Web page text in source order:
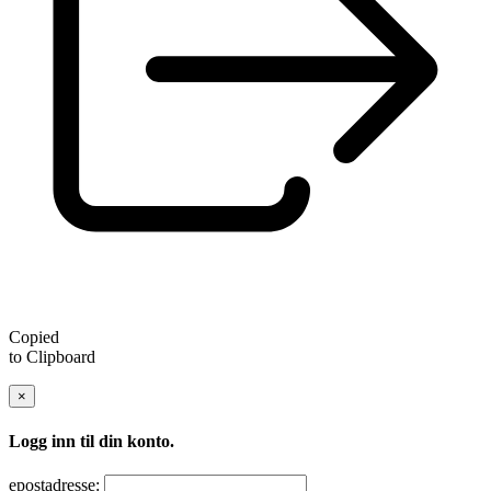
Copied
to Clipboard
×
Logg inn til din konto.
epostadresse: